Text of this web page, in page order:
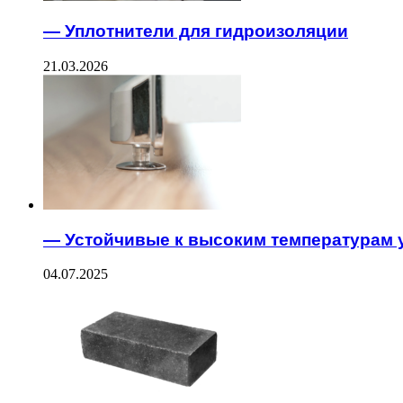
— Уплотнители для гидроизоляции
21.03.2026
— Устойчивые к высоким температурам
04.07.2025